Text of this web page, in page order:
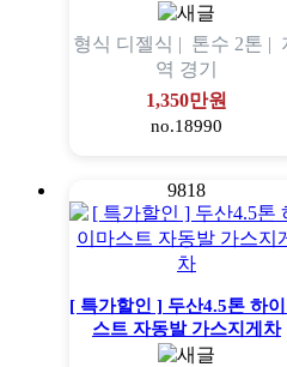
형식 디젤식 | 톤수 2톤 |
역 경기
1,350만원
no.18990
9818
[ 특가할인 ] 두산4.5톤 하
스트 자동발 가스지게차